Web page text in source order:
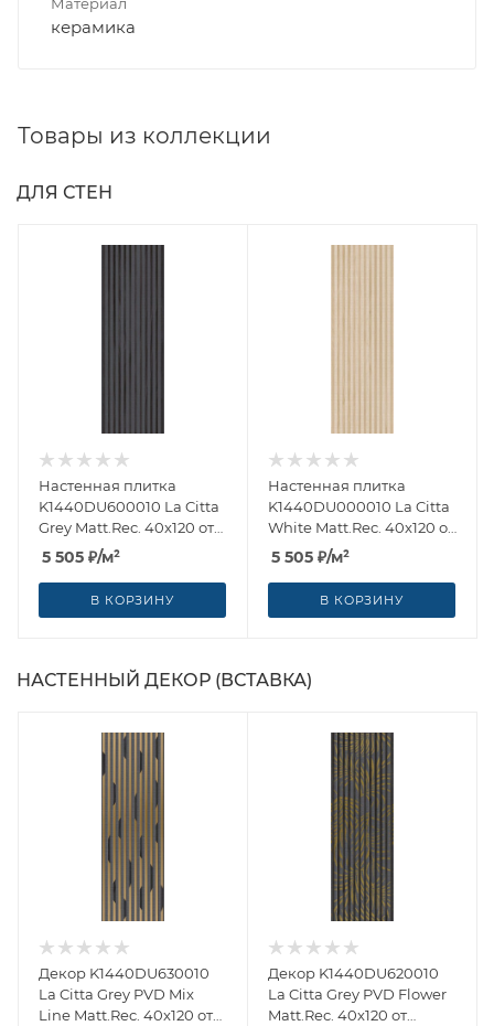
Материал
керамика
Товары из коллекции
ДЛЯ СТЕН
Настенная плитка
K1440DU600010 La Citta
Grey Matt.Rec. 40x120 от
Villeroy & Boch
(Германия)
5 505 ₽/м²
В КОРЗИНУ
Настенная плитка
K1440DU000010 La Citta
White Matt.Rec. 40x120 от
Villeroy & Boch
(Германия)
5 505 ₽/м²
В КОРЗИНУ
НАСТЕННЫЙ ДЕКОР (ВСТАВКА)
Декор K1440DU630010
La Citta Grey PVD Mix
Line Matt.Rec. 40x120 от
Декор K1440DU620010
La Citta Grey PVD Flower
Matt.Rec. 40x120 от